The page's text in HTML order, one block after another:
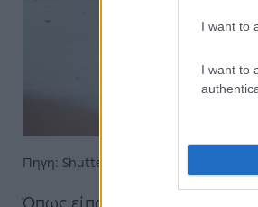
I want to
I want to
Πηγή: Shutterstock